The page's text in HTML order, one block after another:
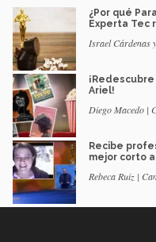
¿Por qué
Experta Tec
Israel Cárdenas
Ariel!
Diego Macedo |
Recibe
mejor corto
Rebeca Ruiz |